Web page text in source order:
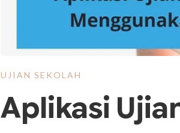
UJIAN SEKOLAH
Aplikasi